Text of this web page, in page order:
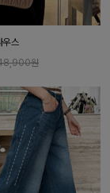
우스
원